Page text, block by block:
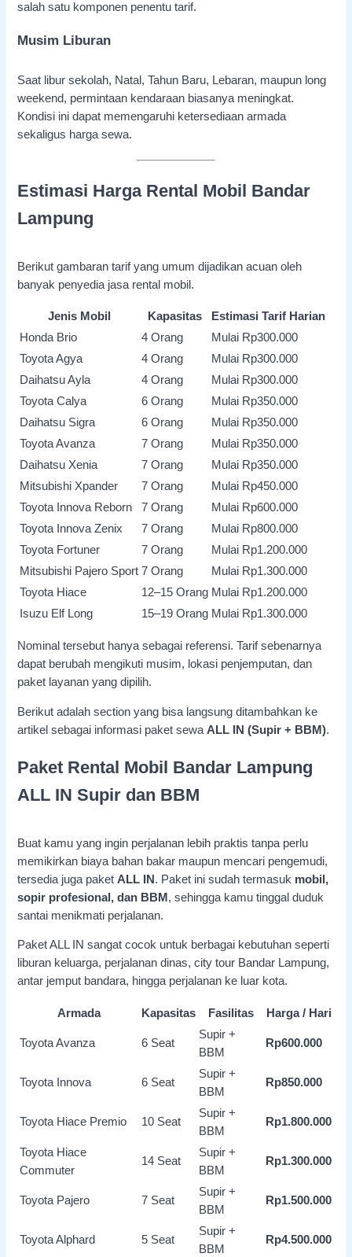
salah satu komponen penentu tarif.
Musim Liburan
Saat libur sekolah, Natal, Tahun Baru, Lebaran, maupun long
weekend, permintaan kendaraan biasanya meningkat.
Kondisi ini dapat memengaruhi ketersediaan armada
sekaligus harga sewa.
Estimasi Harga Rental Mobil Bandar
Lampung
Berikut gambaran tarif yang umum dijadikan acuan oleh
banyak penyedia jasa rental mobil.
Jenis Mobil Kapasitas
Estimasi Tarif Harian
Honda Brio
4 Orang
Mulai Rp300.000
Toyota Agya
4 Orang
Mulai Rp300.000
Daihatsu Ayla
4 Orang
Mulai Rp300.000
Toyota Calya
6 Orang
Mulai Rp350.000
Daihatsu Sigra
6 Orang
Mulai Rp350.000
Toyota Avanza
7 Orang
Mulai Rp350.000
Daihatsu Xenia
7 Orang
Mulai Rp350.000
Mitsubishi Xpander
7 Orang
Mulai Rp450.000
Toyota Innova Reborn
7 Orang
Mulai Rp600.000
Toyota Innova Zenix
7 Orang
Mulai Rp800.000
Toyota Fortuner
7 Orang
Mulai Rp1.200.000
Mitsubishi Pajero Sport 7 Orang
Mulai Rp1.300.000
Toyota Hiace
12–15 Orang Mulai Rp1.200.000
Isuzu Elf Long
15–19 Orang Mulai Rp1.300.000
Nominal tersebut hanya sebagai referensi. Tarif sebenarnya
dapat berubah mengikuti musim, lokasi penjemputan, dan
paket layanan yang dipilih.
Berikut adalah section yang bisa langsung ditambahkan ke
artikel sebagai informasi paket sewaALL IN (Supir + BBM).
Paket Rental Mobil Bandar Lampung
ALL IN Supir dan BBM
Buat kamu yang ingin perjalanan lebih praktis tanpa perlu
memikirkan biaya bahan bakar maupun mencari pengemudi,
tersedia juga paketALL IN . Paket ini sudah termasuk mobil,
sopir profesional, dan BBM , sehingga kamu tinggal duduk
santai menikmati perjalanan.
Paket ALL IN sangat cocok untuk berbagai kebutuhan seperti
liburan keluarga, perjalanan dinas, city tour Bandar Lampung,
antar jemput bandara, hingga perjalanan ke luar kota.
Armada Kapasitas Fasilitas Harga / Hari
Toyota Avanza 6 Seat
Supir +
BBM
Rp600.000
Toyota Innova 6 Seat
Supir +
BBM
Rp850.000
Toyota Hiace Premio 10 Seat
Supir +
BBM
Rp1.800.000
Toyota Hiace
Commuter
14 Seat
Supir +
BBM
Rp1.300.000
Toyota Pajero 7 Seat
Supir +
BBM
Rp1.500.000
Toyota Alphard 5 Seat
Supir +
BBM
Rp4.500.000